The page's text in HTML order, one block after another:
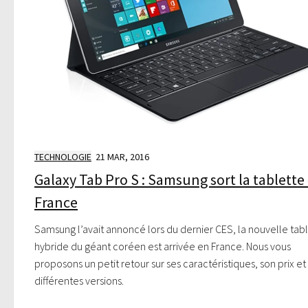
TECHNOLOGIE 21 MAR, 2016
Galaxy Tab Pro S : Samsung sort la tablette
France
Samsung l’avait annoncé lors du dernier CES, la nouvelle
hybride du géant coréen est arrivée en France. Nous vous
proposons un petit retour sur ses caractéristiques, son prix et
différentes versions.